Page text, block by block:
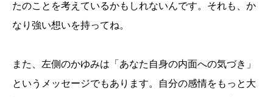
たのことを考えているかもしれないんです。それも、か
なり強い想いを持ってね。
また、左側のかゆみは「あなた自身の内面への気づき」
というメッセージでもあります。自分の感情をもっと大